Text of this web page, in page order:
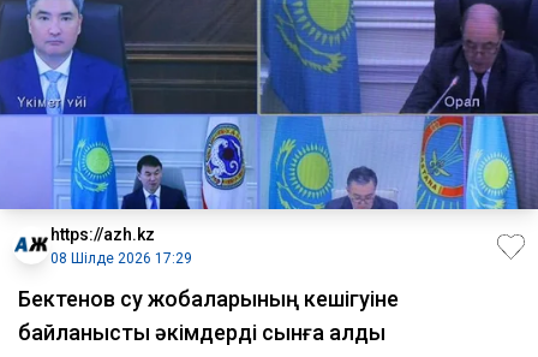
https://azh.kz
08 Шілде 2026 17:29
Бектенов су жобаларының кешігуіне
байланысты әкімдерді сынға алды